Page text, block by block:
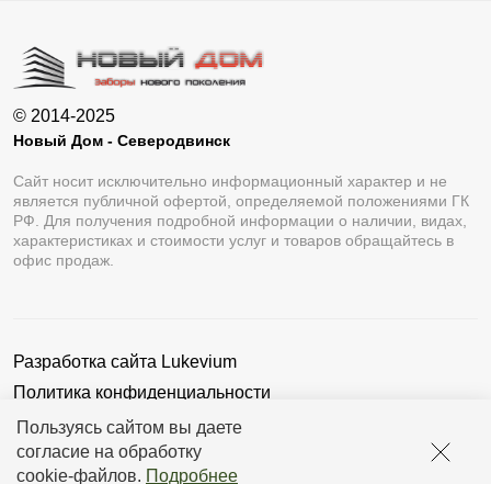
Пользуясь сайтом вы даете
согласие на обработку
cookie-файлов. Подробнее
© 2014-2025
Новый Дом - Северодвинск
Сайт носит исключительно информационный характер и не
является публичной офертой, определяемой положениями ГК
РФ. Для получения подробной информации о наличии, видах,
характеристиках и стоимости услуг и товаров обращайтесь в
офис продаж.
Разработка сайта Lukevium
Политика конфиденциальности
Пользовательское соглашение